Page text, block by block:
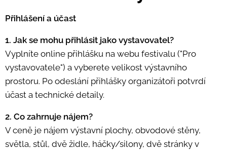
Přihlášení a účast
1. Jak se mohu přihlásit jako vystavovatel?
Vyplníte online přihlášku na webu festivalu ("Pro
vystavovatele") a vyberete velikost výstavního
prostoru. Po odeslání přihlášky organizátoři potvrdí
účast a technické detaily.
2. Co zahrnuje nájem?
V ceně je nájem výstavní plochy, obvodové stěny,
světla, stůl, dvě židle, háčky/silony, dvě stránky v